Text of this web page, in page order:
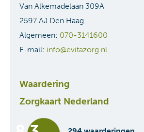
Waardering
Zorgkaart Nederland
2026
Werken bij Evita